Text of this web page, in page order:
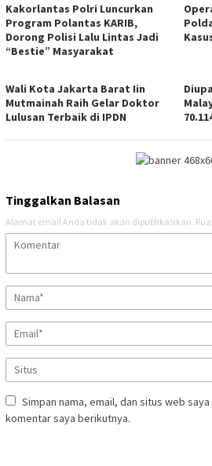
Kakorlantas Polri Luncurkan
Program Polantas KARIB,
Dorong Polisi Lalu Lintas Jadi
“Bestie” Masyarakat
Wali Kota Jakarta Barat Iin
Mutmainah Raih Gelar Doktor
Lulusan Terbaik di IPDN
Tinggalkan Balasan
Alamat email Anda tidak akan dipublikasikan.
Simpan nama, email, dan situs web
komentar saya berikutnya.